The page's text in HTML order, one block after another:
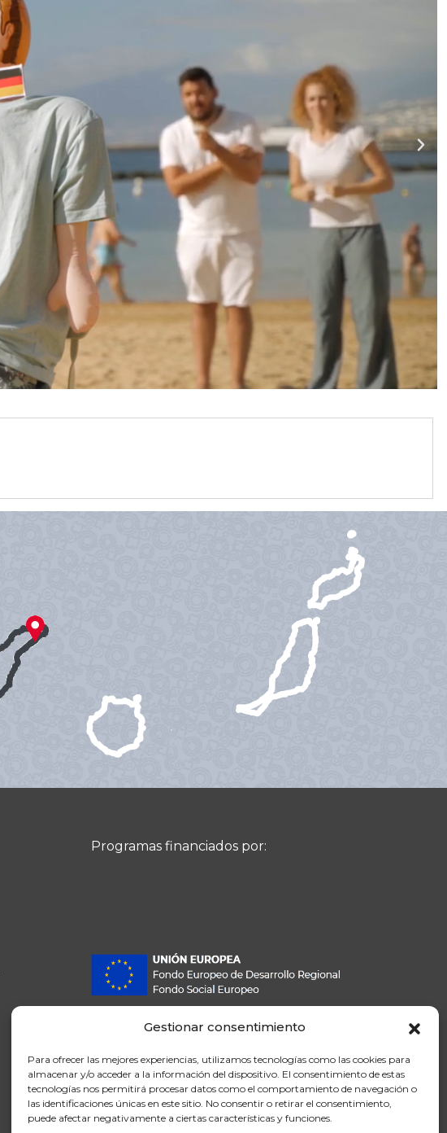
Gestionar consentimiento
Para ofrecer las mejores experiencias, utilizamos tecnologías como las cookies para
almacenar y/o acceder a la información del dispositivo. El consentimiento de estas
tecnologías nos permitirá procesar datos como el comportamiento de navegación o
las identificaciones únicas en este sitio. No consentir o retirar el consentimiento,
puede afectar negativamente a ciertas características y funciones.
Programas financiados por: